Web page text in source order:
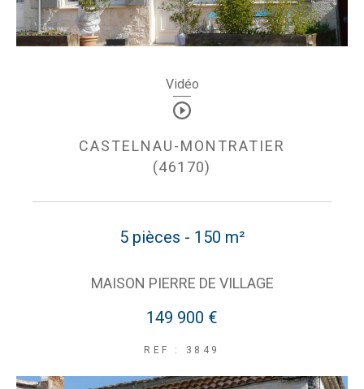
Vidéo
CASTELNAU-MONTRATIER
(46170)
5 pièces - 150 m²
MAISON PIERRE DE VILLAGE
149 900 €
REF : 3849